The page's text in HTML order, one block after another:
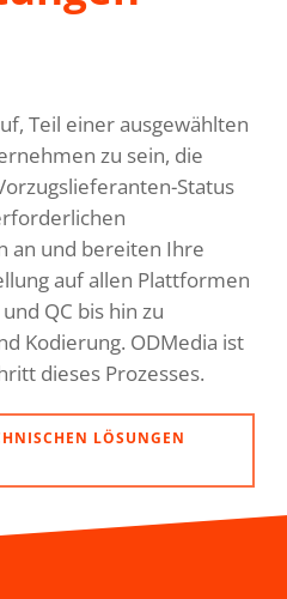
Teil einer ausgewählten
zu sein, die
Status
an und bereiten Ihre
auf allen Plattformen
QC bis hin zu
Kodierung. ODMedia ist
dieses Prozesses.
LÖSUNGEN